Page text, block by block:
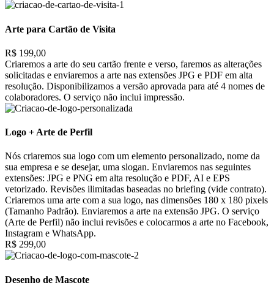
Arte para Cartão de Visita
R$ 199,00
Criaremos a arte do seu cartão frente e verso, faremos as alterações
solicitadas e enviaremos a arte nas extensões JPG e PDF em alta
resolução. Disponibilizamos a versão aprovada para até 4 nomes de
colaboradores. O serviço não inclui impressão.
Logo + Arte de Perfil
Nós criaremos sua logo com um elemento personalizado, nome da
sua empresa e se desejar, uma slogan. Enviaremos nas seguintes
extensões: JPG e PNG em alta resolução e PDF, AI e EPS
vetorizado. Revisões ilimitadas baseadas no briefing (vide contrato).
Criaremos uma arte com a sua logo, nas dimensões 180 x 180 pixels
(Tamanho Padrão). Enviaremos a arte na extensão JPG. O serviço
(Arte de Perfil) não inclui revisões e colocarmos a arte no Facebook,
Instagram e WhatsApp.
R$ 299,00
Desenho de Mascote